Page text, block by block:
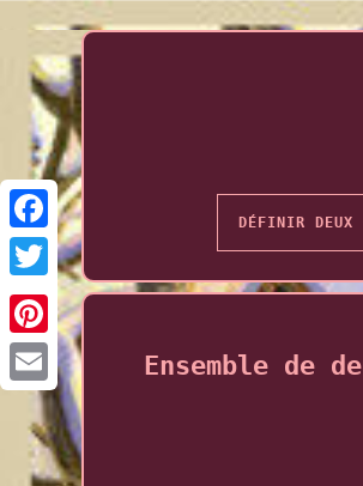
DÉFINIR DEUX
Ensemble de